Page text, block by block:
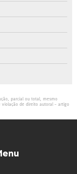
parcial ou total, mesmo
violação de direito autoral – artigo